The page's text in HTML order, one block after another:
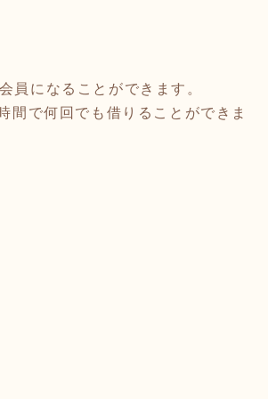
員になることができます。
間で何回でも借りることができま